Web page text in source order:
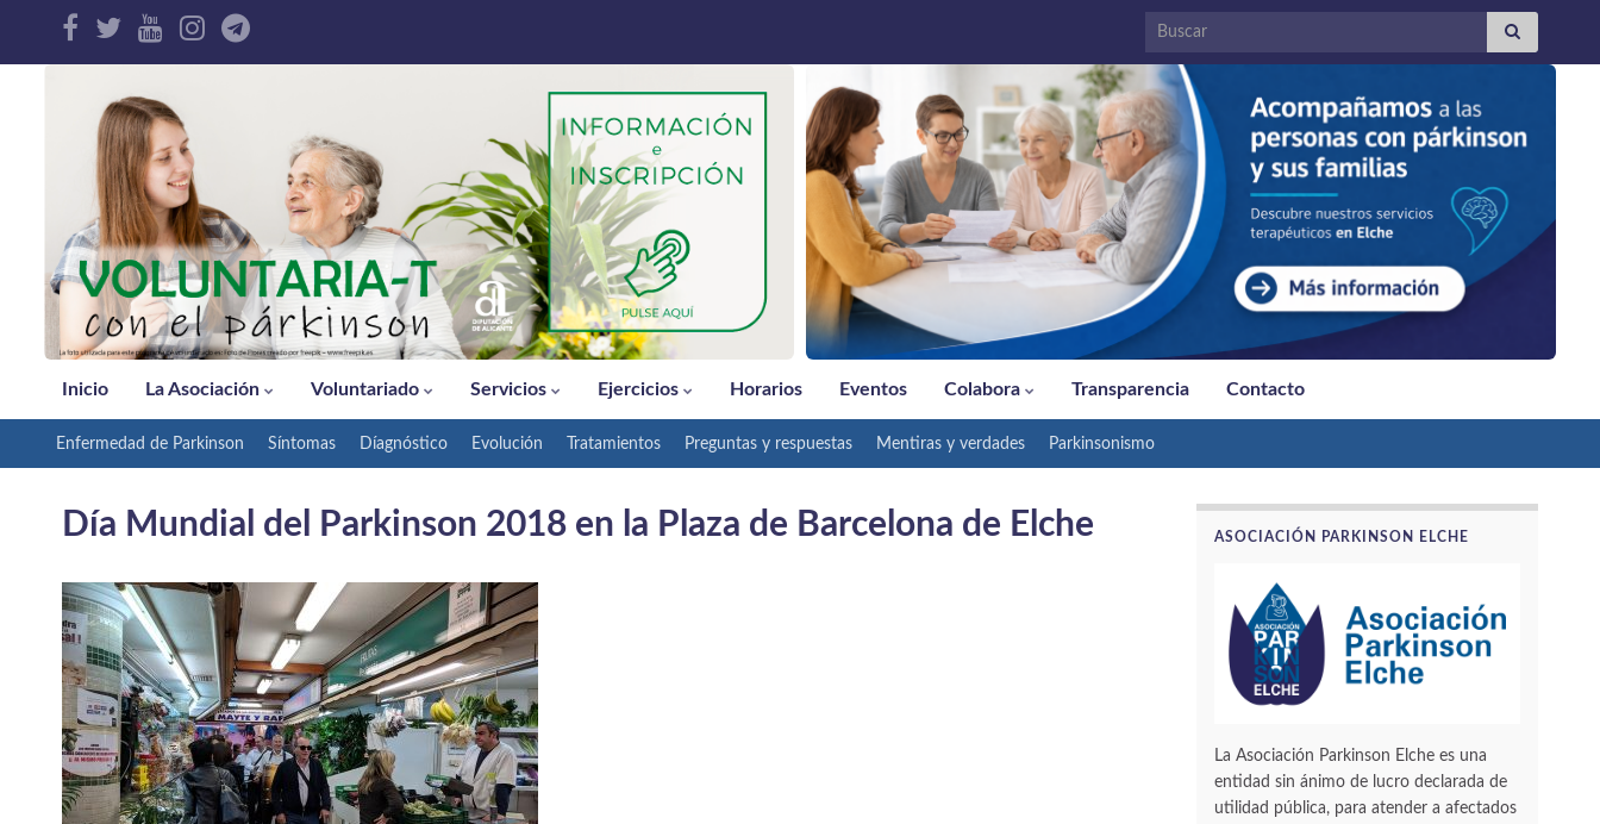
Search for:
Inicio La Asociación Voluntariado Servicios Ejercicios Horarios Eventos Colabora Transparencia Contacto
Enfermedad de Parkinson Síntomas Díagnóstico Evolución Tratamientos Preguntas y respuestas Mentiras y verdades Parkinsonismo
Día Mundial del Parkinson 2018 en la Plaza de Barcelona de Elche ASOCIACIÓN PARKINSON ELCHE
La Asociación Parkinson Elche es una
entidad sin ánimo de lucro declarada de
utilidad pública, para atender a afectados